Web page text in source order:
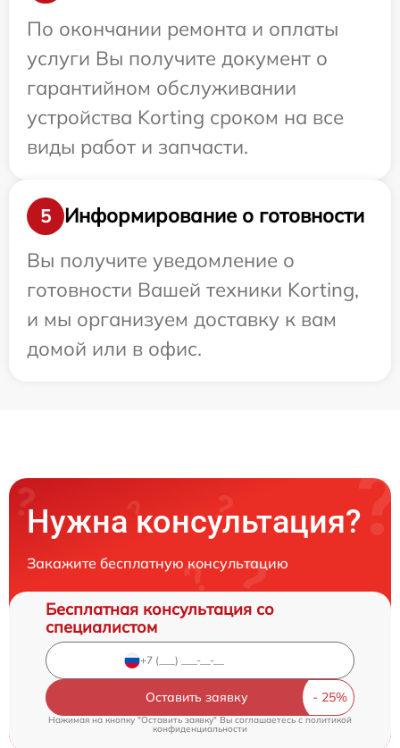
По окончании ремонта и оплаты
услуги Вы получите документ о
гарантийном обслуживании
устройства Korting сроком на все
виды работ и запчасти.
5
Информирование о готовности
Вы получите уведомление о
готовности Вашей техники Korting,
и мы организуем доставку к вам
домой или в офис.
Нужна консультация?
Закажите бесплатную консультацию
Бесплатная консультация со
специалистом
Оставить заявку
Нажимая на кнопку "Оставить заявку" Вы соглашаетесь cполитикой
конфиденциальности